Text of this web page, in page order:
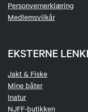
Personvernerklæring
Medlemsvilkår
EKSTERNE
Jakt & Fiske
Mine båter
Inatur
NJFF-butikken